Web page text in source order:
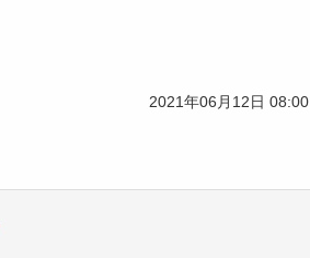
2021年06月12日 08:00